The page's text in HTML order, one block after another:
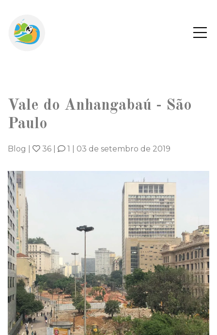
Vale do Anhangabaú - São
Paulo
Blog 36 1 03 de setembro de 2019